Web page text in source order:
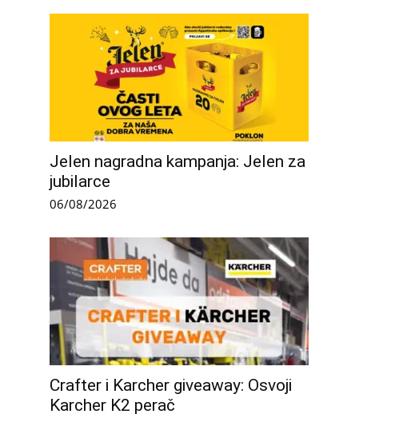
Jelen nagradna kampanja: Jelen za
jubilarce
06/08/2026
Crafter i Karcher giveaway: Osvoji
Karcher K2 perač